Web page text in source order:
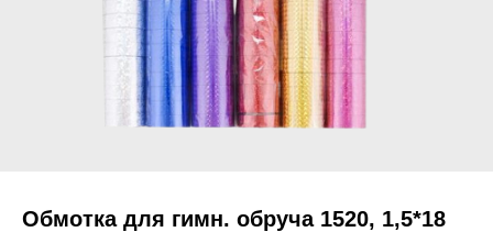
Обмотка для гимн. обруча 1520, 1,5*18